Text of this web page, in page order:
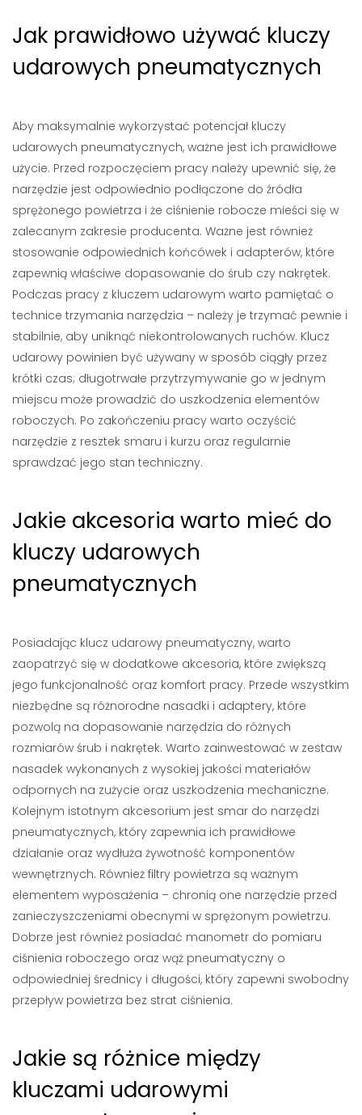
Jak prawidłowo używać kluczy
udarowych pneumatycznych
Aby maksymalnie wykorzystać potencjał kluczy
udarowych pneumatycznych, ważne jest ich prawidłowe
użycie. Przed rozpoczęciem pracy należy upewnić się, że
narzędzie jest odpowiednio podłączone do źródła
sprężonego powietrza i że ciśnienie robocze mieści się w
zalecanym zakresie producenta. Ważne jest również
stosowanie odpowiednich końcówek i adapterów, które
zapewnią właściwe dopasowanie do śrub czy nakrętek.
Podczas pracy z kluczem udarowym warto pamiętać o
technice trzymania narzędzia – należy je trzymać pewnie i
stabilnie, aby uniknąć niekontrolowanych ruchów. Klucz
udarowy powinien być używany w sposób ciągły przez
krótki czas; długotrwałe przytrzymywanie go w jednym
miejscu może prowadzić do uszkodzenia elementów
roboczych. Po zakończeniu pracy warto oczyścić
narzędzie z resztek smaru i kurzu oraz regularnie
sprawdzać jego stan techniczny.
Jakie akcesoria warto mieć do
kluczy udarowych
pneumatycznych
Posiadając klucz udarowy pneumatyczny, warto
zaopatrzyć się w dodatkowe akcesoria, które zwiększą
jego funkcjonalność oraz komfort pracy. Przede wszystkim
niezbędne są różnorodne nasadki i adaptery, które
pozwolą na dopasowanie narzędzia do różnych
rozmiarów śrub i nakrętek. Warto zainwestować w zestaw
nasadek wykonanych z wysokiej jakości materiałów
odpornych na zużycie oraz uszkodzenia mechaniczne.
Kolejnym istotnym akcesorium jest smar do narzędzi
pneumatycznych, który zapewnia ich prawidłowe
działanie oraz wydłuża żywotność komponentów
wewnętrznych. Również filtry powietrza są ważnym
elementem wyposażenia – chronią one narzędzie przed
zanieczyszczeniami obecnymi w sprężonym powietrzu.
Dobrze jest również posiadać manometr do pomiaru
ciśnienia roboczego oraz wąż pneumatyczny o
odpowiedniej średnicy i długości, który zapewni swobodny
przepływ powietrza bez strat ciśnienia.
Jakie są różnice między
kluczami udarowymi